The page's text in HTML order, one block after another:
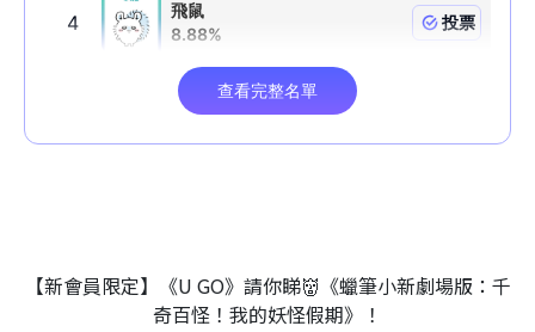
【新會員限定】《U GO》請你睇👹《蠟筆小新劇場版：千
奇百怪！我的妖怪假期》！